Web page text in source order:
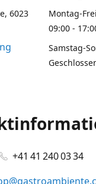
6023
Montag-
09:00 -
Samstag-
+41 41 240 03 34